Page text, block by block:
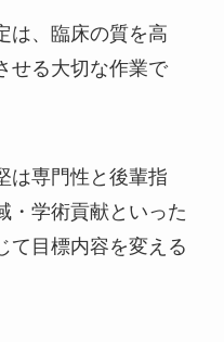
は、臨床の質を高
せる大切な作業で
は専門性と後輩指
・学術貢献といった
て目標内容を変える